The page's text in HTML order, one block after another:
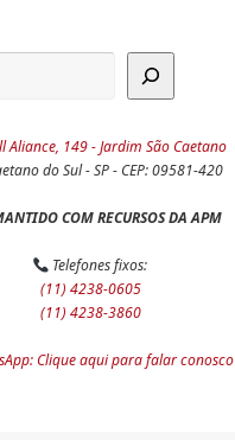
Aliance, 149 - Jardim São Caetano
do Sul - SP - CEP: 09581-420
COM RECURSOS DA APM
Telefones fixos:
(11) 4238-0605
(11) 4238-3860
Clique aqui para falar conosco